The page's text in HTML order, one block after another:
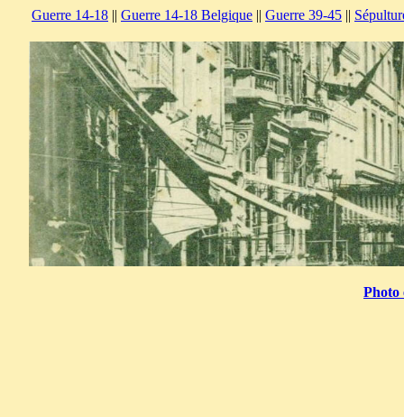
Guerre 14-18 || Guerre 14-18 Belgique || Guerre 39-45 ||
Photo